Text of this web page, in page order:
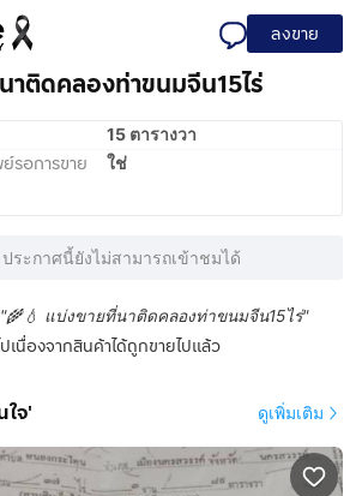
ลงขาย
าติดคลองท่าขนมจีน15ไร่
15 ตารางวา
รอการขาย ใช่
ระกาศนี้ยังไม่สามารถเข้าชมได้
"🌾💧 แบ่งขายที่นาติดคลองท่าขนมจีน15ไร่"
นื่องจากสินค้าได้ถูกขายไปแล้ว
จ' ดูเพิ่มเติม